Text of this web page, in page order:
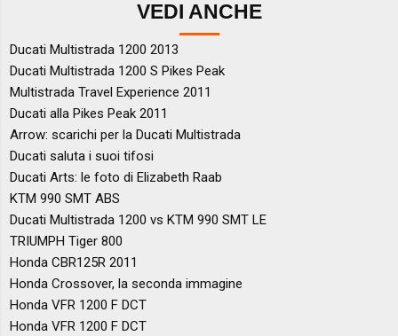
VEDI ANCHE
Ducati Multistrada 1200 2013
Ducati Multistrada 1200 S Pikes Peak
Multistrada Travel Experience 2011
Ducati alla Pikes Peak 2011
Arrow: scarichi per la Ducati Multistrada
Ducati saluta i suoi tifosi
Ducati Arts: le foto di Elizabeth Raab
KTM 990 SMT ABS
Ducati Multistrada 1200 vs KTM 990 SMT LE
TRIUMPH Tiger 800
Honda CBR125R 2011
Honda Crossover, la seconda immagine
Honda VFR 1200 F DCT
Honda VFR 1200 F DCT